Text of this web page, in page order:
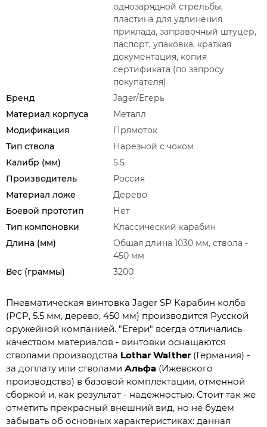
однозарядной стрельбы,
пластина для удлинения
приклада, заправочный штуцер,
паспорт, упаковка, краткая
документация, копия
сертификата (по запросу
покупателя)
Бренд
Jager/Егерь
Материал корпуса
Металл
Модификация
Прямоток
Тип ствола
Нарезной с чоком
Калибр (мм)
5.5
Производитель
Россия
Материал ложе
Дерево
Боевой прототип
Нет
Тип компоновки
Классический карабин
Длина (мм)
Общая длина 1030 мм, ствола -
450 мм
Вес (граммы)
3200
Пневматическая винтовка Jager SP Карабин колба
(PCP, 5.5 мм, дерево, 450 мм) производится Русской
оружейной компанией. "Егери" всегда отличались
качеством материалов - винтовки оснащаются
стволами производства Lothar Walther (Германия) -
за доплату или стволами Альфа (Ижевского
производства) в базовой комплектации, отменной
сборкой и, как результат - надежностью. Стоит так же
отметить прекрасный внешний вид, но не будем
забывать об основных характеристиках: данная